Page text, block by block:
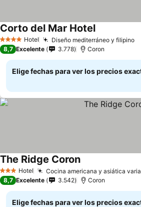
4 EstrellasHotel Diseño mediterráneo y filipino
Corto del Mar Hotel
8,7 Excelente 3.778 Coron
Elige fechas para ver los precios
3 Estrellas
Hotel Cocina americana y asiática
The Ridge Coron
8,7 Excelente 3.542 Coron
Elige fechas para ver los precios